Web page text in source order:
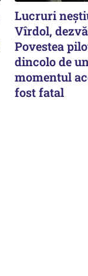
Lucruri
Vîrdol,
Povestea
dincolo de
momentul
fost fatal